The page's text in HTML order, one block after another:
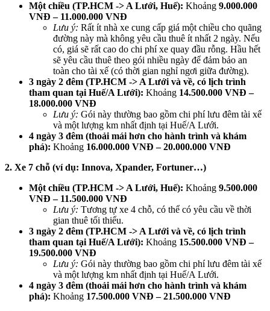
Một chiều (TP.HCM -> A Lưới, Huế): Khoảng 9.000.000
VNĐ – 11.000.000 VNĐ
Lưu ý: Rất ít nhà xe cung cấp giá một chiều cho quãng
đường này mà không yêu cầu thuê ít nhất 2 ngày. Nếu
có, giá sẽ rất cao do chi phí xe quay đầu rỗng. Hầu hết
sẽ yêu cầu thuê theo gói nhiều ngày để đảm bảo an
toàn cho tài xế (có thời gian nghỉ ngơi giữa đường).
3 ngày 2 đêm (TP.HCM -> A Lưới và về, có lịch trình
tham quan tại Huế/A Lưới): Khoảng 14.500.000 VNĐ –
18.000.000 VNĐ
Lưu ý: Gói này thường bao gồm chi phí lưu đêm tài xế
và một lượng km nhất định tại Huế/A Lưới.
4 ngày 3 đêm (thoải mái hơn cho hành trình và khám
phá): Khoảng 16.000.000 VNĐ – 20.000.000 VNĐ
2. Xe 7 chỗ (ví dụ: Innova, Xpander, Fortuner…)
Một chiều (TP.HCM -> A Lưới, Huế): Khoảng 9.500.000
VNĐ – 11.500.000 VNĐ
Lưu ý: Tương tự xe 4 chỗ, có thể có yêu cầu về thời
gian thuê tối thiểu.
3 ngày 2 đêm (TP.HCM -> A Lưới và về, có lịch trình
tham quan tại Huế/A Lưới): Khoảng 15.500.000 VNĐ –
19.500.000 VNĐ
Lưu ý: Gói này thường bao gồm chi phí lưu đêm tài xế
và một lượng km nhất định tại Huế/A Lưới.
4 ngày 3 đêm (thoải mái hơn cho hành trình và khám
phá): Khoảng 17.500.000 VNĐ – 21.500.000 VNĐ